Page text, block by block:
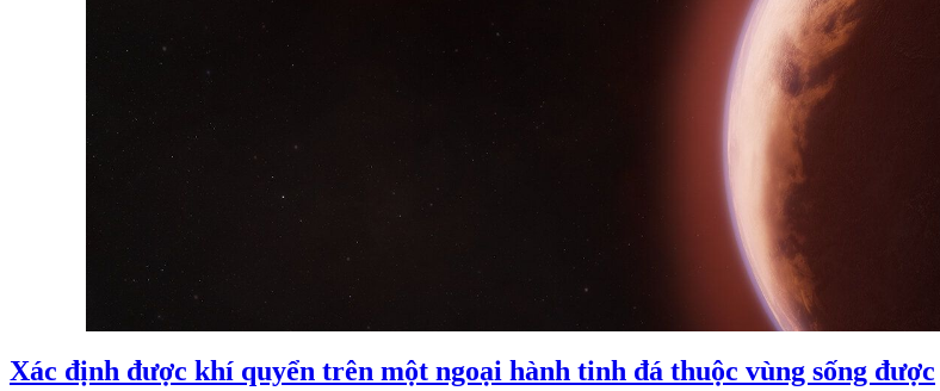
Xác định được khí quyển trên một ngoại hành tinh đá thuộc vùng sống được